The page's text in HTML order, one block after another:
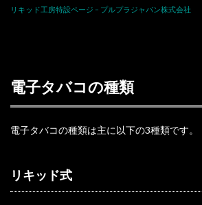
リキッド工房特設ページ – プルプラジャパン株式会社
電子タバコの種類
電子タバコの種類は主に以下の3種類です。
リキッド式